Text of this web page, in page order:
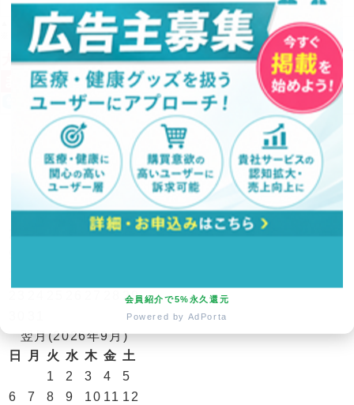
▲Yahoo!ポイントがたまる！▲
※Yahoo!店では医療機器の取り扱いはありません。
営業日カレンダー
今月(2026年8月)
月 火 水 木 金
1
6 7
29
翌月(2026年9月)
日
月 火 水 木 金 土
1
2 3 4
5
6
7 8 9 10 11 12
会員紹介で5%永久還元
Powered by AdPorta